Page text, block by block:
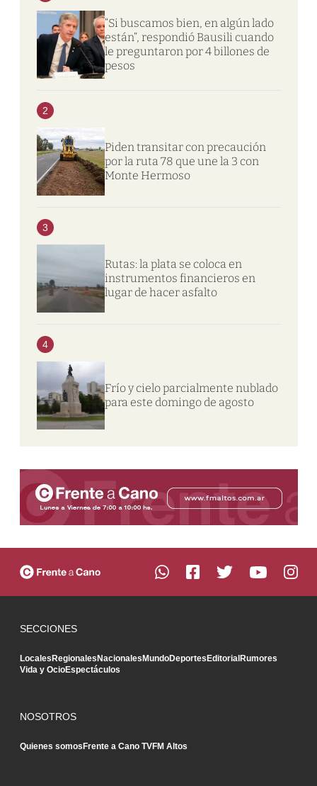
“Si buscamos bien, en algún lado
están”, respondió Bausili cuando
le preguntaron por 4 billones de
pesos
2
Piden transitar con precaución
por la ruta 78 que une la 3 con
Monte Hermoso
3
Rutas: la plata se coloca en
instrumentos financieros en
lugar de hacer asfalto
4
Frío y cielo parcialmente nublado
para este domingo de agosto
SECCIONES
Locales Regionales Nacionales MundoDeportes Editorial Rumores
Vida y OcioEspectáculos
NOSOTROS
Quienes somos Frente a Cano TVFM Altos